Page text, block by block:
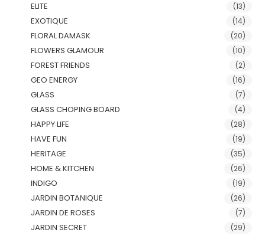
ELITE (13)
EXOTIQUE (14)
FLORAL DAMASK (20)
FLOWERS GLAMOUR (10)
FOREST FRIENDS (2)
GEO ENERGY (16)
GLASS (7)
GLASS CHOPING BOARD (4)
HAPPY LIFE (28)
HAVE FUN (19)
HERITAGE (35)
HOME & KITCHEN (26)
INDIGO (19)
JARDIN BOTANIQUE (26)
JARDIN DE ROSES (7)
JARDIN SECRET (29)